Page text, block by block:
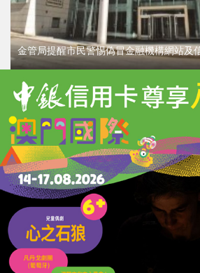
金管局提醒市民警惕偽冒金融機構網站及